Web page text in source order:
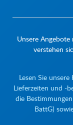
Unsere
verstehen
Lesen Sie
Lieferzeiten und -
die
BattG)